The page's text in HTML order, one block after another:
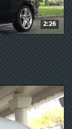
2:26